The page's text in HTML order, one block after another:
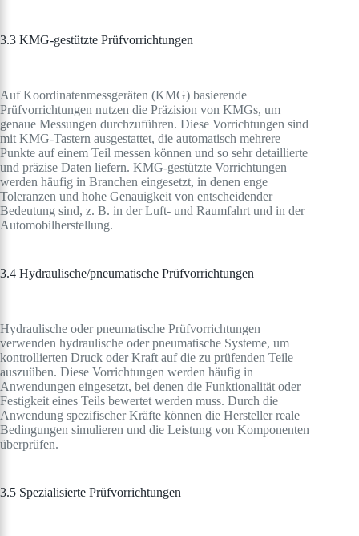
3.3 KMG-gestützte Prüfvorrichtungen
Auf Koordinatenmessgeräten (KMG) basierende
Prüfvorrichtungen nutzen die Präzision von KMGs, um
genaue Messungen durchzuführen. Diese Vorrichtungen sind
mit KMG-Tastern ausgestattet, die automatisch mehrere
Punkte auf einem Teil messen können und so sehr detaillierte
und präzise Daten liefern. KMG-gestützte Vorrichtungen
werden häufig in Branchen eingesetzt, in denen enge
Toleranzen und hohe Genauigkeit von entscheidender
Bedeutung sind, z. B. in der Luft- und Raumfahrt und in der
Automobilherstellung.
3.4 Hydraulische/pneumatische Prüfvorrichtungen
Hydraulische oder pneumatische Prüfvorrichtungen
verwenden hydraulische oder pneumatische Systeme, um
kontrollierten Druck oder Kraft auf die zu prüfenden Teile
auszuüben. Diese Vorrichtungen werden häufig in
Anwendungen eingesetzt, bei denen die Funktionalität oder
Festigkeit eines Teils bewertet werden muss. Durch die
Anwendung spezifischer Kräfte können die Hersteller reale
Bedingungen simulieren und die Leistung von Komponenten
überprüfen.
3.5 Spezialisierte Prüfvorrichtungen